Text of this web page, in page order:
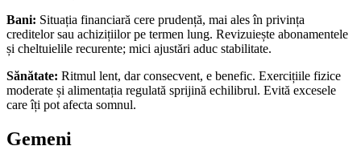
Bani: Situația financiară cere prudență, mai ales în privința
creditelor sau achizițiilor pe termen lung. Revizuiește abonamentele
și cheltuielile recurente; mici ajustări aduc stabilitate.
Sănătate: Ritmul lent, dar consecvent, e benefic. Exercițiile fizice
moderate și alimentația regulată sprijină echilibrul. Evită excesele
care îți pot afecta somnul.
Gemeni